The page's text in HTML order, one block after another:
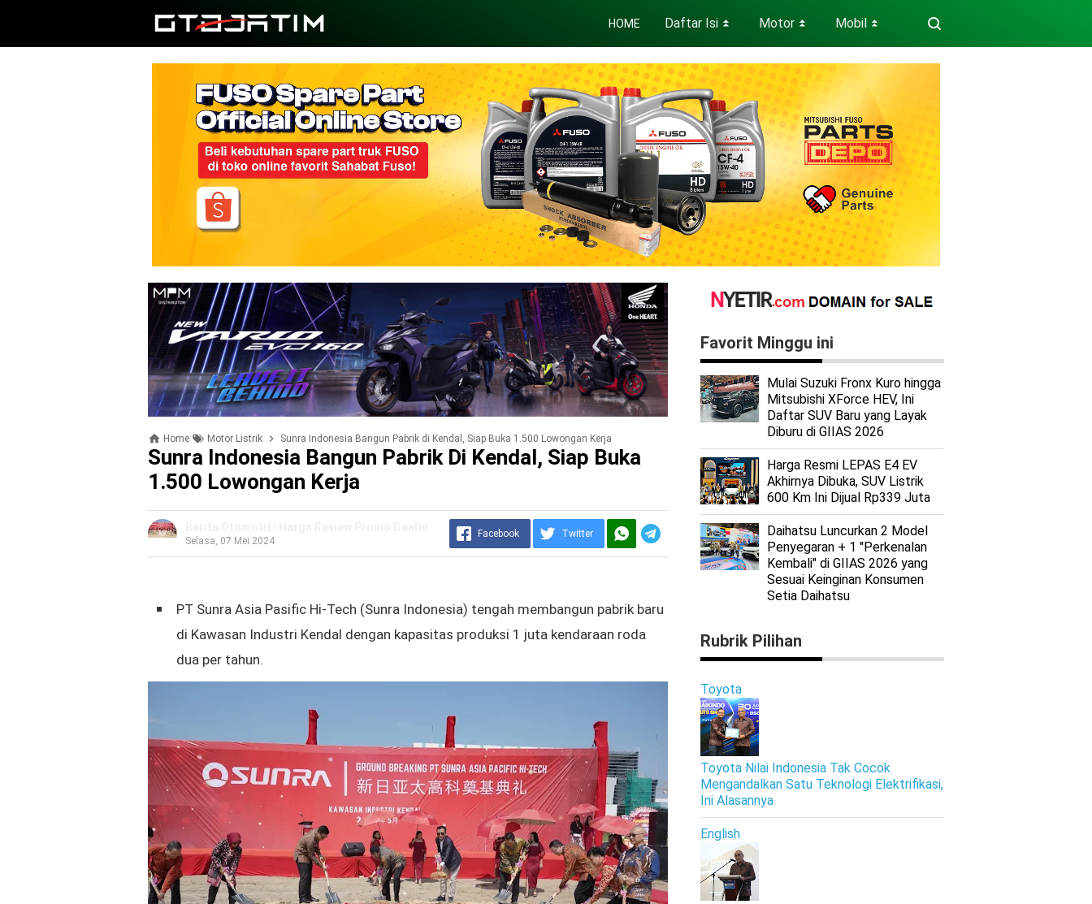
HOME Daftar Isi ⏬ Motor ⏬ Mobil ⏬
Home Motor Listrik Sunra Indonesia Bangun Pabrik di Kendal, Siap Buka 1.500 Lowongan Kerja
Sunra Indonesia Bangun Pabrik Di Kendal, Siap Buka
1.500 Lowongan Kerja
Selasa, 07 Mei 2024
Facebook Twitter
PT Sunra Asia Pasific Hi-Tech (Sunra Indonesia) tengah membangun pabrik baru
di Kawasan Industri Kendal dengan kapasitas produksi 1 juta kendaraan roda
dua per tahun.
Favorit Minggu ini
Mulai Suzuki Fronx Kuro hingga
Mitsubishi XForce HEV, Ini
Daftar SUV Baru yang Layak
Diburu di GIIAS 2026
Harga Resmi LEPAS E4 EV
Akhirnya Dibuka, SUV Listrik
600 Km Ini Dijual Rp339 Juta
Daihatsu Luncurkan 2 Model
Penyegaran + 1 "Perkenalan
Kembali" di GIIAS 2026 yang
Sesuai Keinginan Konsumen
Setia Daihatsu
Rubrik Pilihan
Toyota
Toyota Nilai Indonesia Tak Cocok
Mengandalkan Satu Teknologi Elektrifikasi,
Ini Alasannya
English